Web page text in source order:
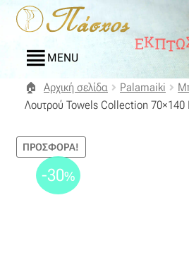
Απευθείας
μετάβαση
στην
πλοήγηση
Μετάβαση
σε
περιεχόμενο
MENU
Αρχική
Compare
Αρχική σελίδα Palamaiki
Λουτρού Towels Collection 70×140
ΠΡΟΣΦΟΡΆ!
-30%